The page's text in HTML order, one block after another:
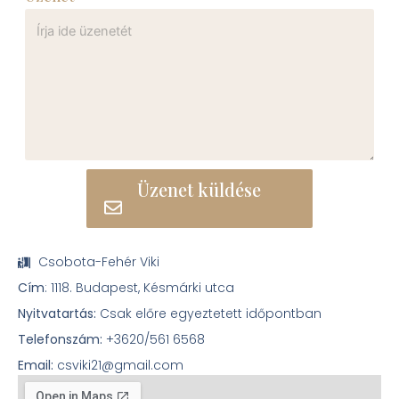
Üzenet küldése
Csobota-Fehér Viki
Cím: 1118. Budapest, Késmárki utca
Nyitvatartás: Csak előre egyeztetett időpontban
Telefonszám: +3620/561 6568
Email: csviki21@gmail.com